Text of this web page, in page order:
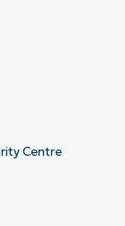
Centre